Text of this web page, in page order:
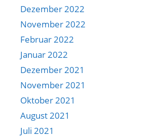
Dezember 2022
November 2022
Februar 2022
Januar 2022
Dezember 2021
November 2021
Oktober 2021
August 2021
Juli 2021